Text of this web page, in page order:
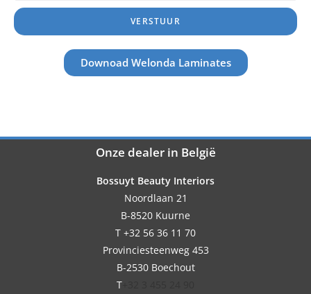
VERSTUUR
Downoad Welonda Laminates
Onze dealer in België
Bossuyt Beauty Interiors
Noordlaan 21
B-8520 Kuurne
T +32 56 36 11 70
Provinciesteenweg 453
B-2530 Boechout
T